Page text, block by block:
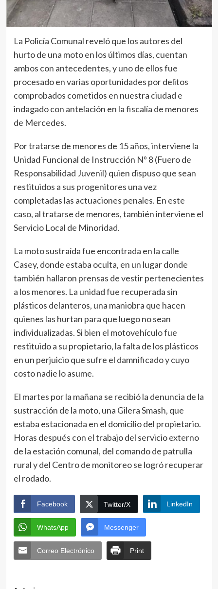
La Policía Comunal reveló que los autores del
hurto de una moto en los últimos días, cuentan
ambos con antecedentes, y uno de ellos fue
procesado en varias oportunidades por delitos
comprobados cometidos en nuestra ciudad e
indagado con antelación en la fiscalía de menores
de Mercedes.
Por tratarse de menores de 15 años, interviene la
Unidad Funcional de Instrucción Nº 8 (Fuero de
Responsabilidad Juvenil) quien dispuso que sean
restituidos a sus progenitores una vez
completadas las actuaciones penales. En este
caso, al tratarse de menores, también interviene el
Servicio Local de Minoridad.
La moto sustraída fue encontrada en la calle
Casey, donde estaba oculta, en un lugar donde
también hallaron prensas de vestir pertenecientes
a los menores. La unidad fue recuperada sin
plásticos delanteros, una maniobra que hacen
quienes las hurtan para que luego no sean
individualizadas. Si bien el motovehículo fue
restituido a su propietario, la falta de los plásticos
en un perjuicio que sufre el damnificado y cuyo
costo nadie lo asume.
El martes por la mañana se recibió la denuncia de la
sustracción de la moto, una Gilera Smash, que
estaba estacionada en el domicilio del propietario.
Horas después con el trabajo del servicio externo
de la estación comunal, del comando de patrulla
rural y del Centro de monitoreo se logró recuperar
el rodado.
Facebook Twitter/X LinkedIn
WhatsApp Messenger
Correo Electrónico Print